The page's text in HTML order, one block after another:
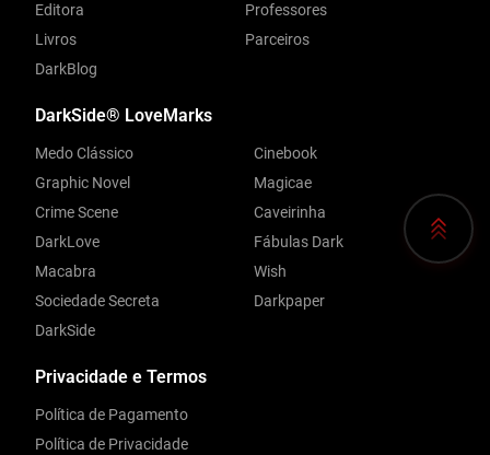
Privacidade e Termos
Política de Pagamento
Política de Privacidade
Editora
Livros
DarkBlog
Professores
Parceiros
DarkSide® LoveMarks
Medo Clássico
Graphic Novel
Crime Scene
DarkLove
Macabra
Sociedade Secreta
DarkSide
Cinebook
Magicae
Caveirinha
Fábulas Dark
Wish
Darkpaper